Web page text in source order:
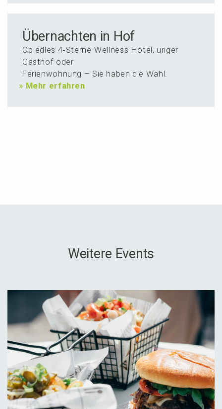
Über­nachten in Hof
Ob edles 4‑Ster­ne-Wellness-Hotel, uriger
Gasthof oder
Ferien­woh­nung – Sie haben die Wahl.
» Mehr erfahren
Weitere Events